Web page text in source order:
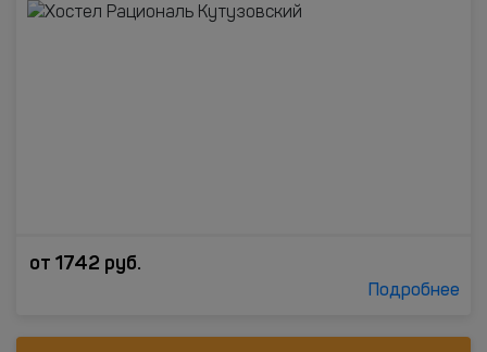
от 1742 руб.
Подробнее